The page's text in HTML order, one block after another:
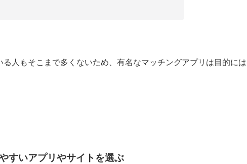
人もそこまで多くないため、有名なマッチングアプリは目的には
すいアプリやサイトを選ぶ